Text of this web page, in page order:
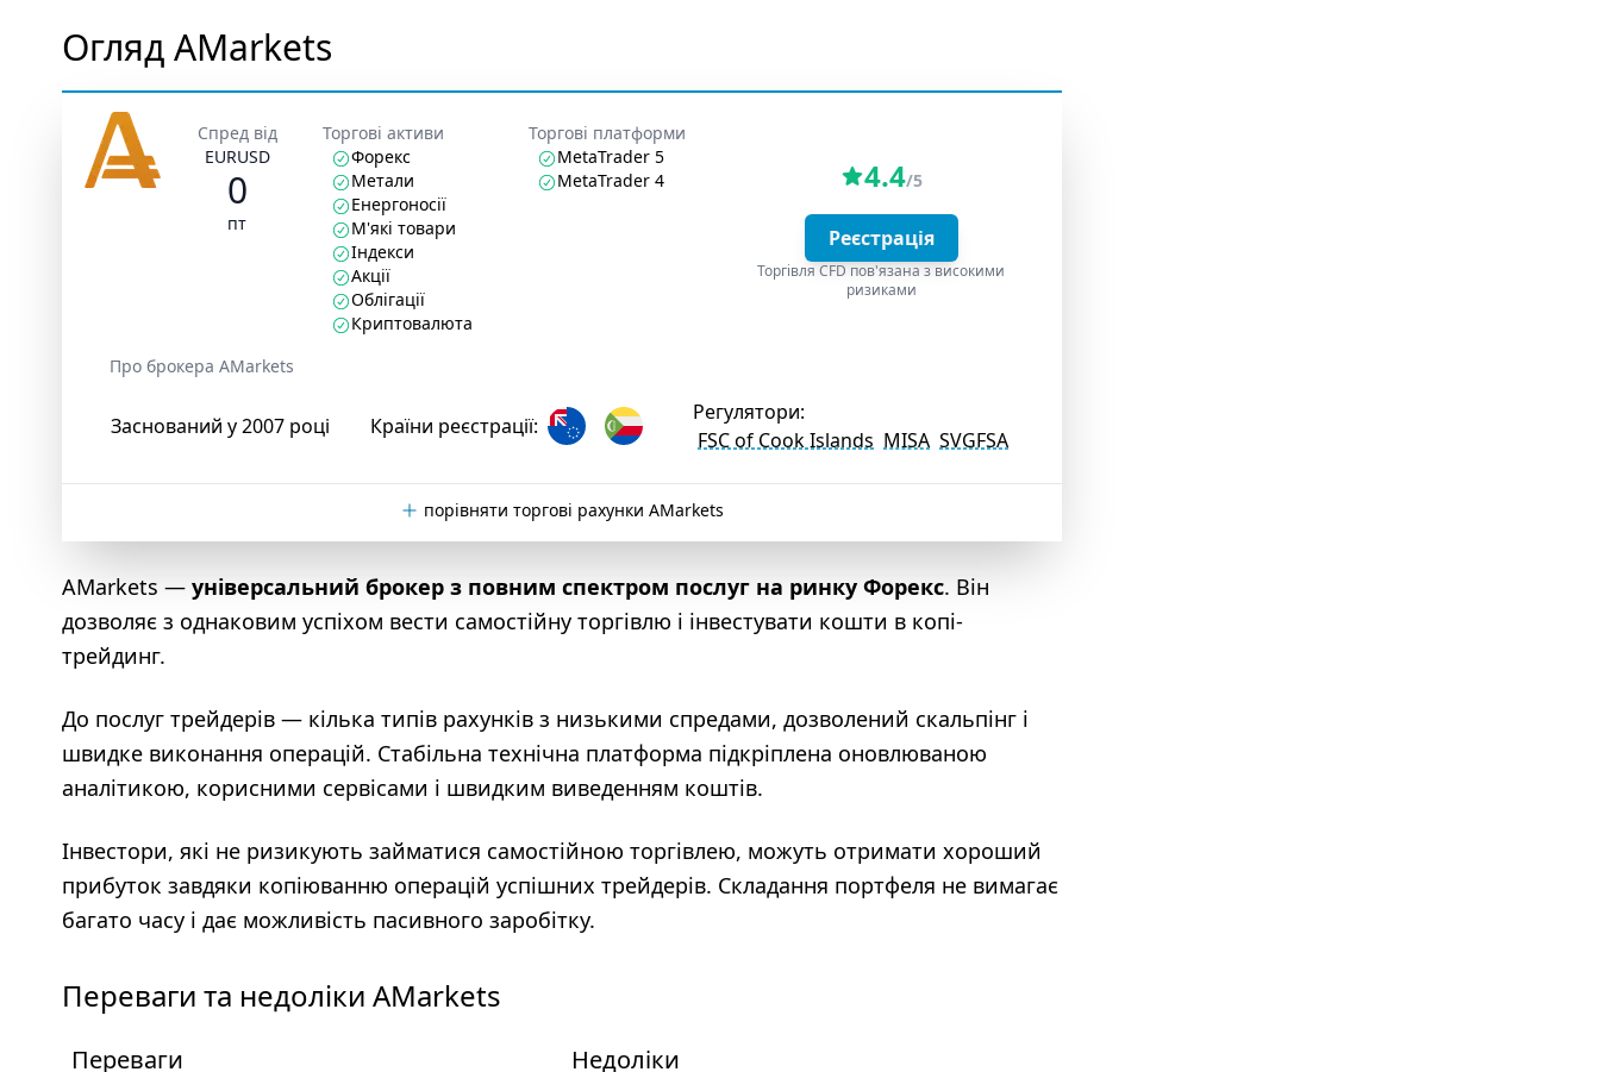
Огляд AMarkets
Спред від
EURUSD
0
пт
Торгові активи
Форекс
Метали
Енергоносії
М'які товари
Індекси
Акції
Облігації
Криптовалюта
Торгові платформи
MetaTrader 5
MetaTrader 4
4.4/5
Реєстрація
Торгівля CFD пов'язана з високими
ризиками
Про брокера AMarkets
Заснований у 2007 році Країни реєстрації:
Регулятори:
FSC of Cook Islands MISA SVGFSA
порівняти торгові рахунки AMarkets
AMarkets — універсальний брокер з повним спектром послуг на ринку Форекс. Він
дозволяє з однаковим успіхом вести самостійну торгівлю і інвестувати кошти в копі-
трейдинг.
До послуг трейдерів — кілька типів рахунків з низькими спредами, дозволений скальпінг і
швидке виконання операцій. Стабільна технічна платформа підкріплена оновлюваною
аналітикою, корисними сервісами і швидким виведенням коштів.
Інвестори, які не ризикують займатися самостійною торгівлею, можуть отримати хороший
прибуток завдяки копіюванню операцій успішних трейдерів. Складання портфеля не вимагає
багато часу і дає можливість пасивного заробітку.
Переваги та недоліки AMarkets
Переваги Недоліки